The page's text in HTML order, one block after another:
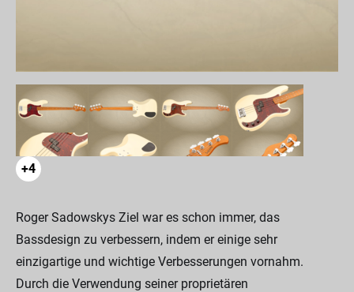
+4
Roger Sadowskys Ziel war es schon immer, das
Bassdesign zu verbessern, indem er einige sehr
einzigartige und wichtige Verbesserungen vornahm.
Durch die Verwendung seiner proprietären